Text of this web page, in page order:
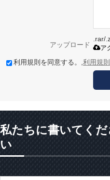
アップロード
.rar/
ア
利用規則を同意する。, 利用規則
私たちに書いてくだ
い